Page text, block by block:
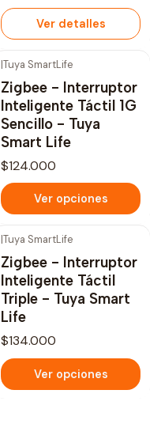
Ver detalles
|Tuya SmartLife
Zigbee - Interruptor
Inteligente Táctil 1G
Sencillo - Tuya
Smart Life
$124.000
Ver opciones
|Tuya SmartLife
Zigbee - Interruptor
Inteligente Táctil
Triple - Tuya Smart
Life
$134.000
Ver opciones